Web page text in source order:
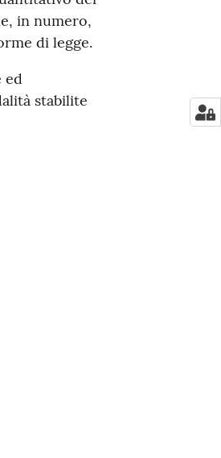
in numero,
di legge.
ed
stabilite